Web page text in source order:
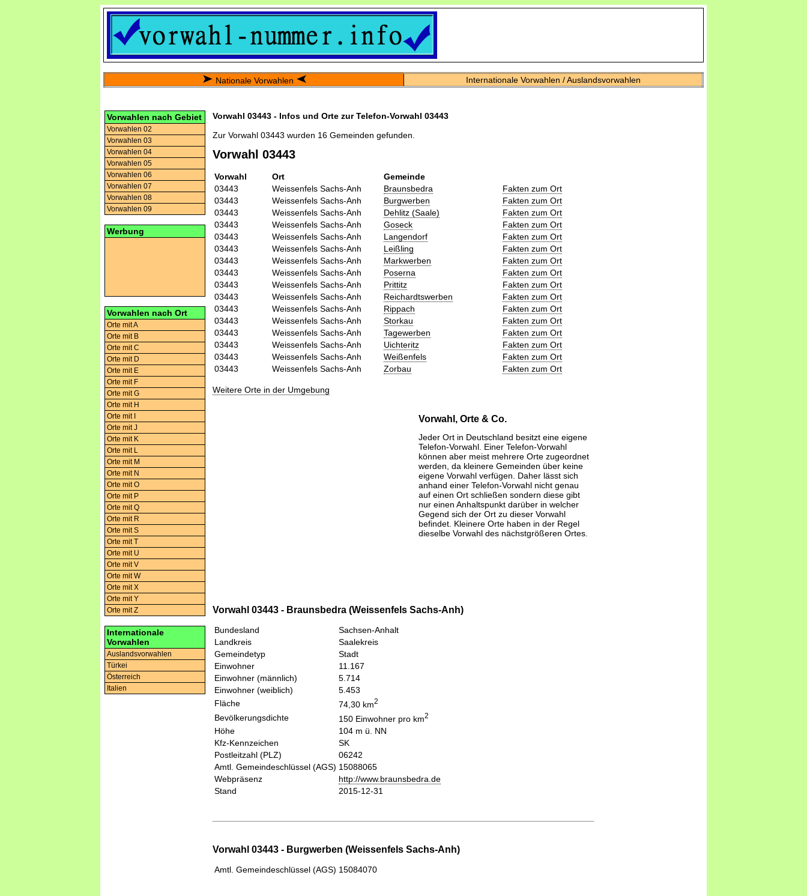
Nationale Vorwahlen Internationale Vorwahlen / Auslandsvorwahlen
Vorwahlen nach Gebiet
Vorwahlen 02
Vorwahlen 03
Vorwahlen 04
Vorwahlen 05
Vorwahlen 06
Vorwahlen 07
Vorwahlen 08
Vorwahlen 09
Werbung
Vorwahlen nach Ort
Orte mit A
Orte mit B
Orte mit C
Orte mit D
Orte mit E
Orte mit F
Orte mit G
Orte mit H
Orte mit I
Orte mit J
Orte mit K
Orte mit L
Orte mit M
Orte mit N
Orte mit O
Orte mit P
Orte mit Q
Orte mit R
Orte mit S
Orte mit T
Orte mit U
Orte mit V
Orte mit W
Orte mit X
Orte mit Y
Orte mit Z
Internationale
Vorwahlen
Auslandsvorwahlen
Türkei
Österreich
Italien
Vorwahl 03443 - Infos und Orte zur Telefon-Vorwahl 03443
Zur Vorwahl 03443 wurden 16 Gemeinden gefunden.
Vorwahl 03443
Vorwahl Ort
Gemeinde
03443
Weissenfels Sachs-Anh Braunsbedra
Fakten zum Ort
03443
Weissenfels Sachs-Anh Burgwerben
Fakten zum Ort
03443
Weissenfels Sachs-Anh Dehlitz (Saale)
Fakten zum Ort
03443
Weissenfels Sachs-Anh Goseck
Fakten zum Ort
03443
Weissenfels Sachs-Anh Langendorf
Fakten zum Ort
03443
Weissenfels Sachs-Anh Leißling
Fakten zum Ort
03443
Weissenfels Sachs-Anh Markwerben
Fakten zum Ort
03443
Weissenfels Sachs-Anh Poserna
Fakten zum Ort
03443
Weissenfels Sachs-Anh Prittitz
Fakten zum Ort
03443
Weissenfels Sachs-Anh Reichardtswerben
Fakten zum Ort
03443
Weissenfels Sachs-Anh Rippach
Fakten zum Ort
03443
Weissenfels Sachs-Anh Storkau
Fakten zum Ort
03443
Weissenfels Sachs-Anh Tagewerben
Fakten zum Ort
03443
Weissenfels Sachs-Anh Uichteritz
Fakten zum Ort
03443
Weissenfels Sachs-Anh Weißenfels
Fakten zum Ort
03443
Weissenfels Sachs-Anh Zorbau Fakten zum Ort
Weitere Orte in der Umgebung
Vorwahl, Orte & Co.
Jeder Ort in Deutschland besitzt eine eigene
Telefon-Vorwahl. Einer Telefon-Vorwahl
können aber meist mehrere Orte zugeordnet
werden, da kleinere Gemeinden über keine
eigene Vorwahl verfügen. Daher lässt sich
anhand einer Telefon-Vorwahl nicht genau
auf einen Ort schließen sondern diese gibt
nur einen Anhaltspunkt darüber in welcher
Gegend sich der Ort zu dieser Vorwahl
befindet. Kleinere Orte haben in der Regel
dieselbe Vorwahl des nächstgrößeren Ortes.
Vorwahl 03443 - Braunsbedra (Weissenfels Sachs-Anh)
Bundesland
Sachsen-Anhalt
Landkreis
Saalekreis
Gemeindetyp
Stadt
Einwohner
11.167
Einwohner (männlich)
5.714
Einwohner (weiblich)
5.453
Fläche
74,30 km2
Bevölkerungsdichte 150 Einwohner pro km2
Höhe
104 m ü. NN
Kfz-Kennzeichen
SK
Postleitzahl (PLZ)
06242
Amtl. Gemeindeschlüssel (AGS) 15088065
Webpräsenz
http://www.braunsbedra.de
Stand
2015-12-31
Vorwahl 03443 - Burgwerben (Weissenfels Sachs-Anh)
Amtl. Gemeindeschlüssel (AGS) 15084070